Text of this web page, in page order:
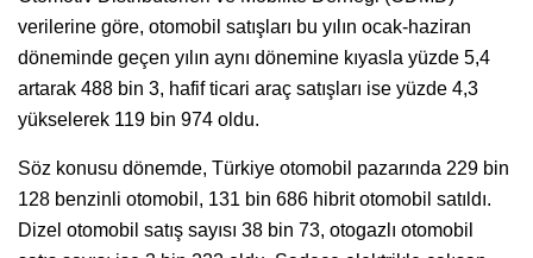
verilerine göre, otomobil satışları bu yılın ocak-haziran
döneminde geçen yılın aynı dönemine kıyasla yüzde 5,4
artarak 488 bin 3, hafif ticari araç satışları ise yüzde 4,3
yükselerek 119 bin 974 oldu.
Söz konusu dönemde, Türkiye otomobil pazarında 229 bin
128 benzinli otomobil, 131 bin 686 hibrit otomobil satıldı.
Dizel otomobil satış sayısı 38 bin 73, otogazlı otomobil